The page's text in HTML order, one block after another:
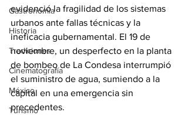
Gastronomìa
Historia
Tradiciones
Cinematografía
México
Turismo
evidenció la fragilidad de los sistemas
urbanos ante fallas técnicas y la
ineficacia gubernamental. El 19 de
noviembre, un desperfecto en la planta
de bombeo de La Condesa interrumpió
el suministro de agua, sumiendo a la
capital en una emergencia sin
precedentes.